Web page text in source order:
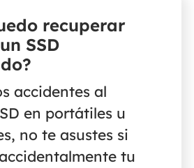
recuperar
SSD
accidentes al
en portátiles u
no te asustes si
tu